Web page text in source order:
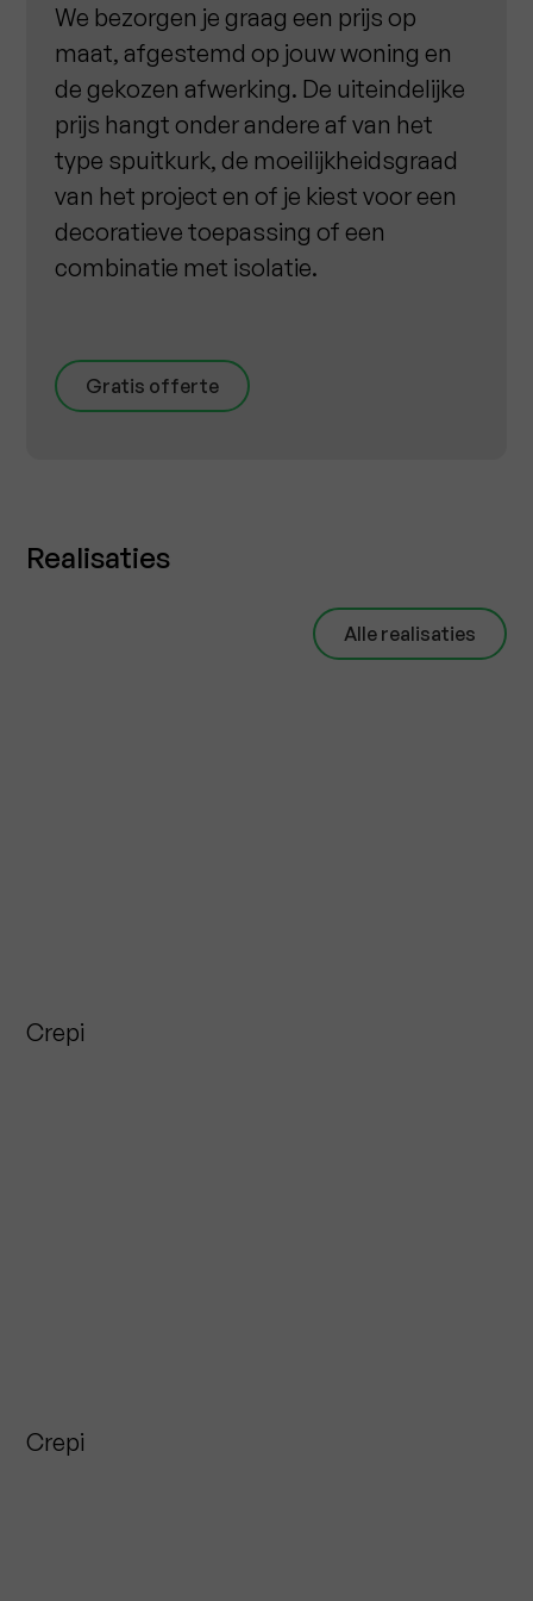
We bezorgen je graag een prijs op
maat, afgestemd op jouw woning en
de gekozen afwerking. De uiteindelijke
prijs hangt onder andere af van het
type spuitkurk, de moeilijkheidsgraad
van het project en of je kiest voor een
decoratieve toepassing of een
combinatie met isolatie.
Gratis offerte
Realisaties
Alle realisaties
Crepi
Crepi